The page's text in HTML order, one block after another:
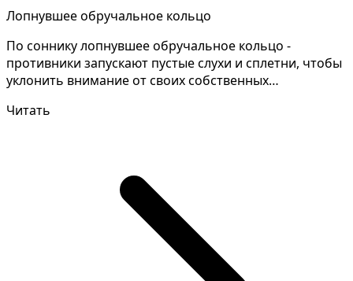
Лопнувшее обручальное кольцо
По соннику лопнувшее обручальное кольцо -
противники запускают пустые слухи и сплетни, чтобы
уклонить внимание от своих собственных
Читать